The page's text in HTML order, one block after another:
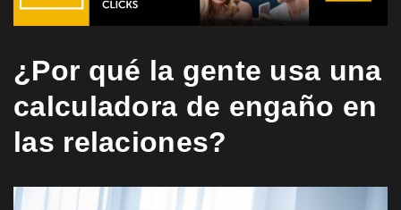
¿Por qué la gente usa una
calculadora de engaño en
las relaciones?